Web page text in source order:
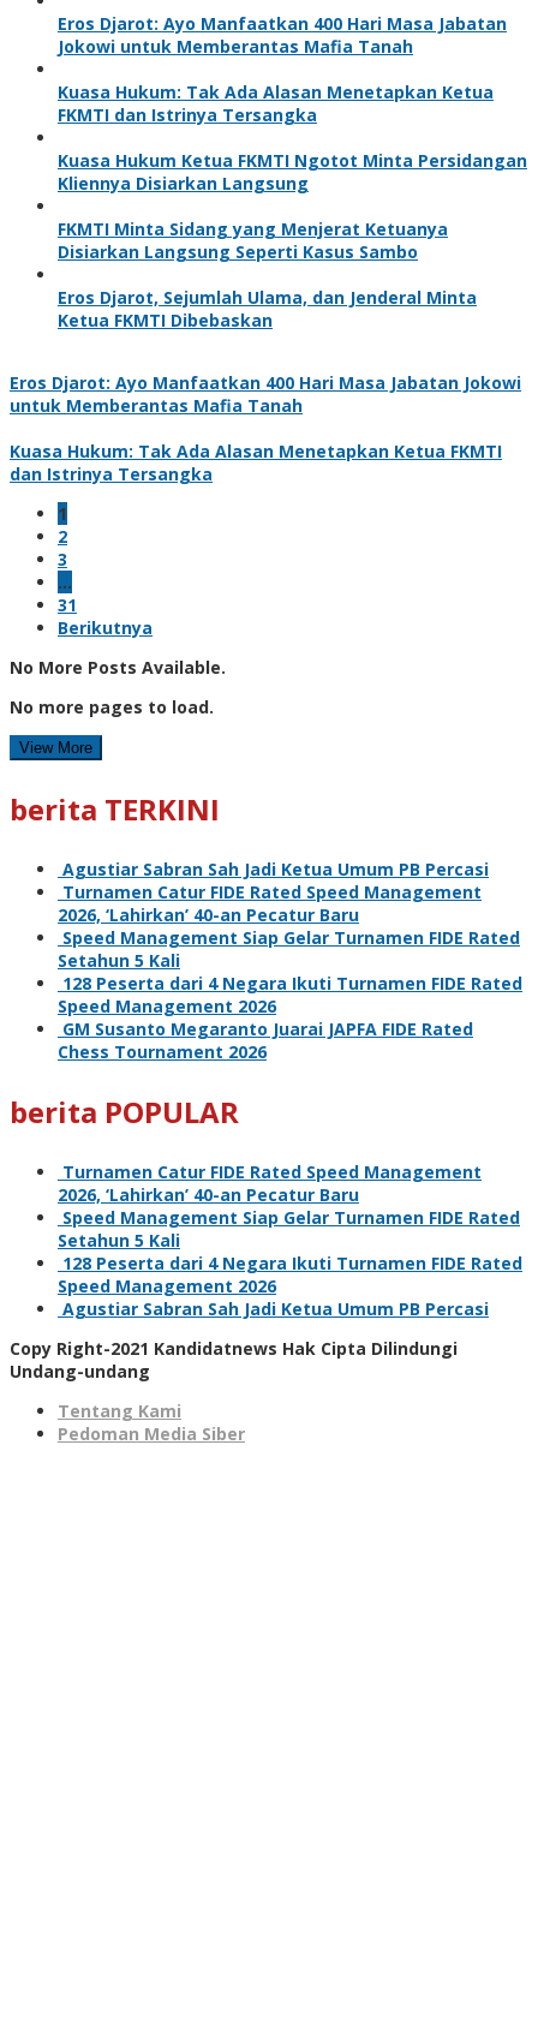
Eros Djarot: Ayo Manfaatkan 400 Hari Masa Jabatan
Jokowi untuk Memberantas Mafia Tanah
Kuasa Hukum: Tak Ada Alasan Menetapkan Ketua
FKMTI dan Istrinya Tersangka
Kuasa Hukum Ketua FKMTI Ngotot Minta Persidangan
Kliennya Disiarkan Langsung
FKMTI Minta Sidang yang Menjerat Ketuanya
Disiarkan Langsung Seperti Kasus Sambo
Eros Djarot, Sejumlah Ulama, dan Jenderal Minta
Ketua FKMTI Dibebaskan
Eros Djarot: Ayo Manfaatkan 400 Hari Masa Jabatan Jokowi
untuk Memberantas Mafia Tanah
Kuasa Hukum: Tak Ada Alasan Menetapkan Ketua FKMTI
dan Istrinya Tersangka
1
2
3
…
31
Berikutnya
No More Posts Available.
No more pages to load.
View More
berita TERKINI
Agustiar Sabran Sah Jadi Ketua Umum PB Percasi
Turnamen Catur FIDE Rated Speed Management
2026, ‘Lahirkan’ 40-an Pecatur Baru
Speed Management Siap Gelar Turnamen FIDE Rated
Setahun 5 Kali
128 Peserta dari 4 Negara Ikuti Turnamen FIDE Rated
Speed Management 2026
GM Susanto Megaranto Juarai JAPFA FIDE Rated
Chess Tournament 2026
berita POPULAR
Turnamen Catur FIDE Rated Speed Management
2026, ‘Lahirkan’ 40-an Pecatur Baru
Speed Management Siap Gelar Turnamen FIDE Rated
Setahun 5 Kali
128 Peserta dari 4 Negara Ikuti Turnamen FIDE Rated
Speed Management 2026
Agustiar Sabran Sah Jadi Ketua Umum PB Percasi
Copy Right-2021 Kandidatnews Hak Cipta Dilindungi
Undang-undang
Tentang Kami
Pedoman Media Siber